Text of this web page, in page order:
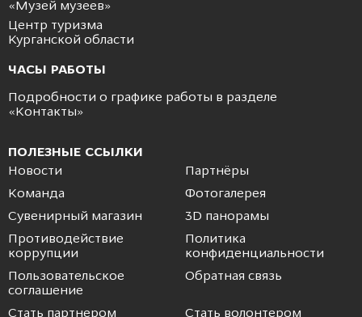
«Музей музеев»
Центр туризма
Курганской области
ЧАСЫ РАБОТЫ
Подробности о графике работы в разделе
«Контакты»
ПОЛЕЗНЫЕ ССЫЛКИ
Новости
Партнёры
Команда
Фотогалерея
Сувенирный магазин
3D панорамы
Противодействие
коррупции
Политика
конфиденциальности
Пользовательское
соглашение
Обратная связь
Стать партнером Стать волонтером